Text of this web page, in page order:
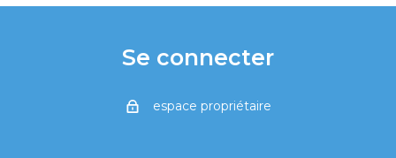
Se connecter
espace propriétaire